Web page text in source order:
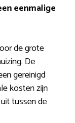
eenmalige
de grote
De
gereinigd
kosten zijn
tussen de